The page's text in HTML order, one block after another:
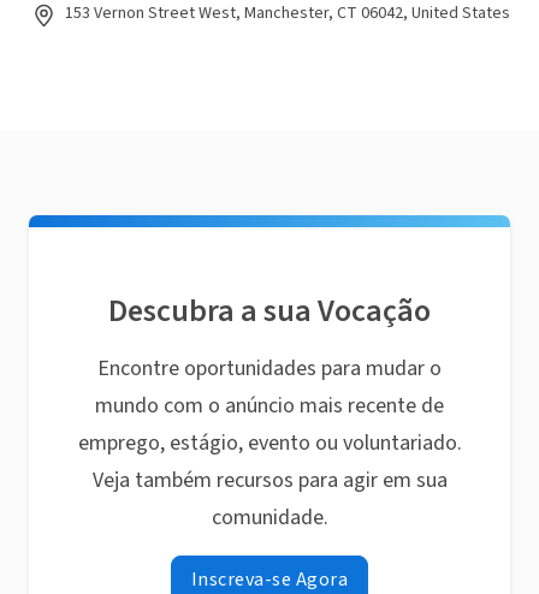
153 Vernon Street West, Manchester, CT 06042, United States
Descubra a sua Vocação
Encontre oportunidades para mudar o
mundo com o anúncio mais recente de
emprego, estágio, evento ou voluntariado.
Veja também recursos para agir em sua
comunidade.
Inscreva-se Agora